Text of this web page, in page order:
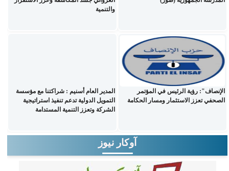
والتنمية
الإنصاف": رؤية الرئيس في المؤتمر
الصحفي تعزز الاستثمار ومسار الحكامة
المدير العام أسنيم : شراكتنا مع مؤسسة
التمويل الدولية تدعم تنفيذ استراتيجية
الشركة وتعزز التنمية المستدامة
آوكار نيوز